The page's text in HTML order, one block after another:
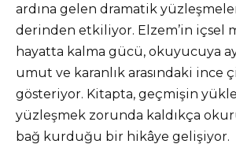
ardına gelen dramatik
derinden etkiliyor. Elzem’in içsel
hayatta kalma gücü, okuyucuya
umut ve karanlık arasındaki ince
gösteriyor. Kitapta, geçmişin
yüzleşmek zorunda kaldıkça
bağ kurduğu bir hikâye gelişiyor.